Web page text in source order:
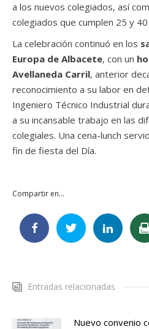
a los nuevos colegiados, así
colegiados que cumplen 25 y 40
La celebración continuó en los
Europa de Albacete, con un
Avellaneda Carril, anterior
reconocimiento a su labor en
Ingeniero Técnico Industrial
a su incansable trabajo en las
colegiales. Una cena-lunch
fin de fiesta del Día.
Compartir en...
Entradas relacionadas
Nuevo convenio